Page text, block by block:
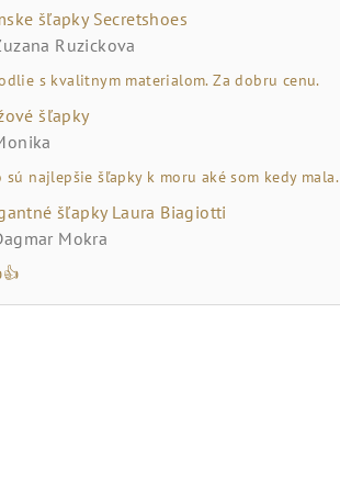
šľapky Secretshoes
produktu je 5 z 5 hviezdičiek.
Ruzickova
s kvalitnym materialom. Za dobru cenu.
šľapky
produktu je 5 z 5 hviezdičiek.
sú najlepšie šľapky k moru aké som kedy mala.
šľapky Laura Biagiotti
produktu je 5 z 5 hviezdičiek.
Mokra